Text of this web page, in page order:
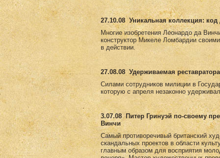
27.10.08 Уникальная коллекция:
Многие изобретения Леонардо да
конструктор Микеле Ломбардии
в действии.
27.08.08 Удерживаемая
Силами сотрудников милиции в
которую с апреля незаконно
3.07.08
Питер Гринуэй по-своему
Винчи
Самый противоречивый британский
скандальных проектов в области
главным образом для восприятия